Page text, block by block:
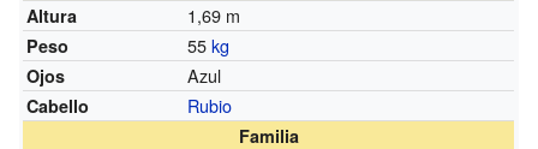
Altura
1,69 m
Peso 55kg
Ojos Azul
Cabello Rubio
Familia